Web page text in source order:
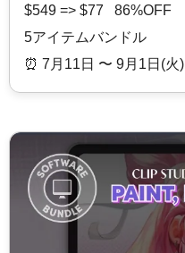
$549 => $77 86%OFF
5アイテムバンドル
⏰️ 7月11日 〜 9月1日(火